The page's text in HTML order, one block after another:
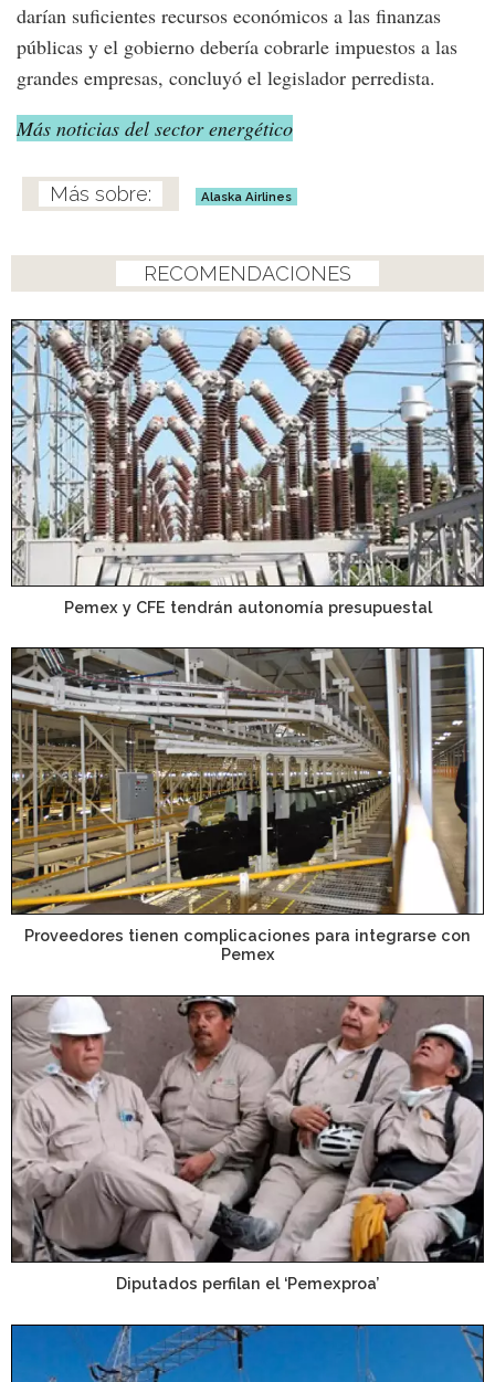
darían suficientes recursos económicos a las finanzas
públicas y el gobierno debería cobrarle impuestos a las
grandes empresas, concluyó el legislador perredista.
Más noticias del sector energético
Alaska Airlines
RECOMENDACIONES
Pemex y CFE tendrán autonomía presupuestal
Proveedores tienen complicaciones para integrarse con
Pemex
Diputados perfilan el ‘Pemexproa’